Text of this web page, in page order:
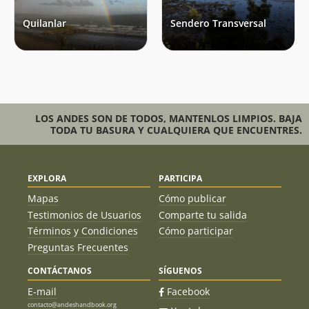
estábamos en el refugio. Sin embargo, con esas únicas
lluvias, el barro en algunas zonas era algo desagradable,
especialmente en los turbales. La descripción de la ruta en
sin mayores detalles del sendero
Quilanlar Sendero Transversal
LOS ANDES SON DE TODOS, MANTENLOS LIMPIOS. BAJA
TODA TU BASURA Y CUALQUIERA QUE ENCUENTRES.
EXPLORA
Mapas
Testimonios de Usuarios
Términos y Condiciones
Preguntas Frecuentes
PARTICIPA
Cómo publicar
Comparte tu salida
Cómo participar
CONTÁCTANOS
E-mail
contacto@andeshandbook.org
SÍGUENOS
Facebook